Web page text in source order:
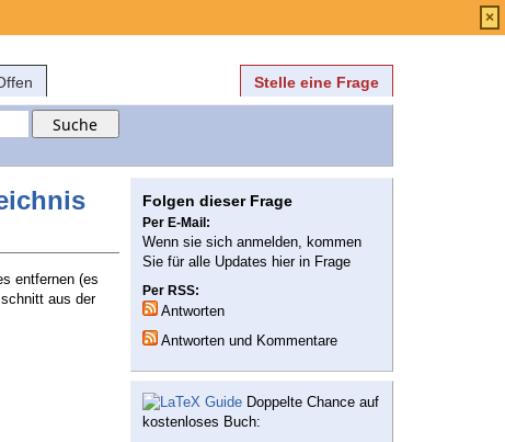
Stelle eine Frage
entfernen (es
aus der
Folgen dieser Frage
Per E-Mail:
Wenn sie sich anmelden, kommen
Sie für alle Updates hier in Frage
Per RSS:
Antworten
Antworten und Kommentare
Doppelte Chance auf
kostenloses Buch:
×